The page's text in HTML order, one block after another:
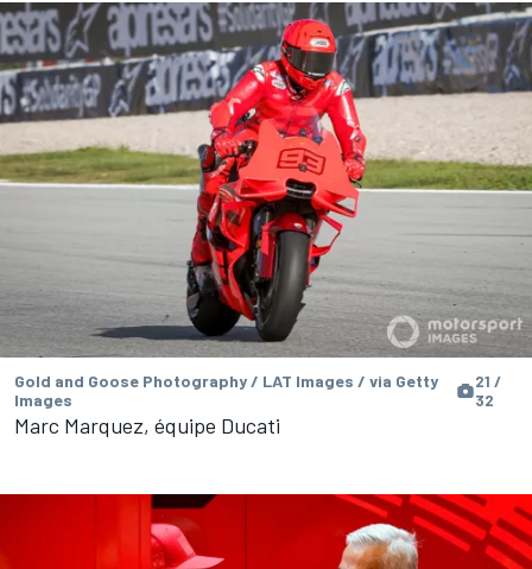
Gold and Goose Photography / LAT Images / via Getty
Images
21 /
32
Marc Marquez, équipe Ducati